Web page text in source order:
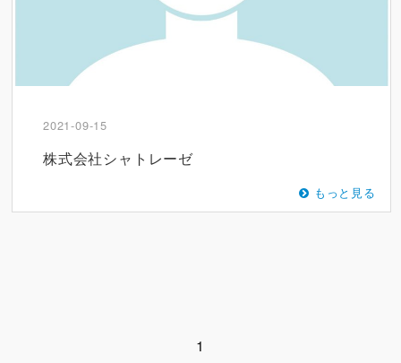
2021-09-15
株式会社シャトレーゼ
もっと見る
1